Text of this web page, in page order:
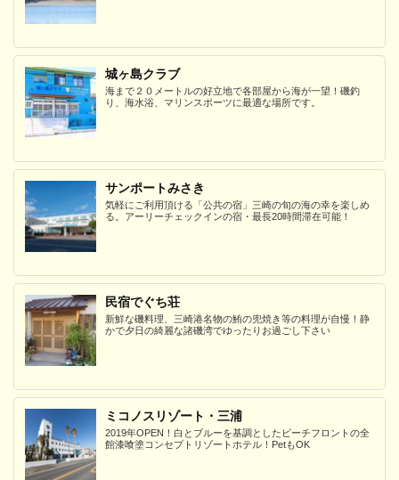
城ヶ島クラブ
海まで２０メートルの好立地で各部屋から海が一望！磯釣
り、海水浴、マリンスポーツに最適な場所です。
サンポートみさき
気軽にご利用頂ける「公共の宿」三崎の旬の海の幸を楽しめ
る。アーリーチェックインの宿・最長20時間滞在可能！
民宿でぐち荘
新鮮な磯料理、三崎港名物の鮪の兜焼き等の料理が自慢！静
かで夕日の綺麗な諸磯湾でゆったりお過ごし下さい
ミコノスリゾート・三浦
2019年OPEN！白とブルーを基調としたビーチフロントの全
館漆喰塗コンセプトリゾートホテル！PetもOK